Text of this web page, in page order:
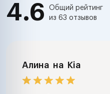
4.6
Общий рейтинг
из 63 отзывов
Алина на Kia